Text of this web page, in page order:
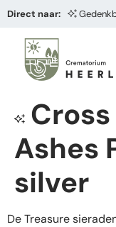
Direct naar:
Ashes
silver
De Treasure